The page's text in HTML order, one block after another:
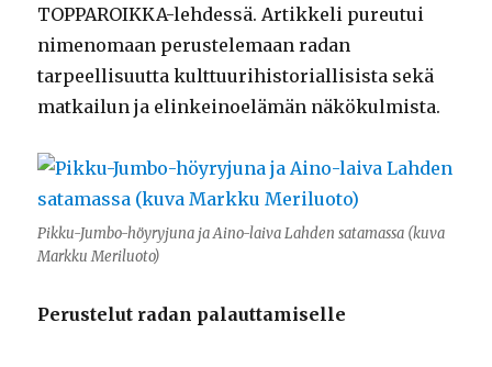
TOPPAROIKKA-lehdessä. Artikkeli pureutui
nimenomaan perustelemaan radan
tarpeellisuutta kulttuurihistoriallisista sekä
matkailun ja elinkeinoelämän näkökulmista.
Pikku-Jumbo-höyryjuna ja Aino-laiva Lahden satamassa (kuva
Markku Meriluoto)
Perustelut radan palauttamiselle